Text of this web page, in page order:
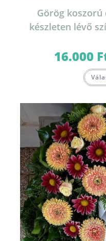
Görög
készleten lévő
16.000